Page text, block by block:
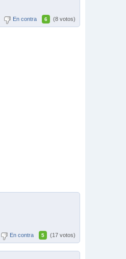
En contra 6 (8 votos)
En contra 5 (17 votos)